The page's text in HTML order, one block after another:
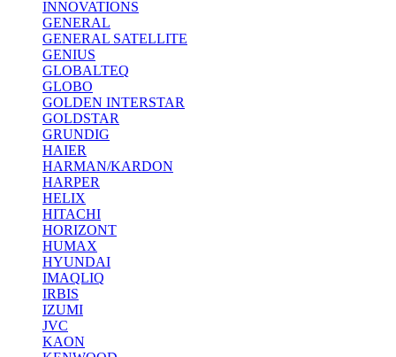
INNOVATIONS
GENERAL
GENERAL SATELLITE
GENIUS
GLOBALTEQ
GLOBO
GOLDEN INTERSTAR
GOLDSTAR
GRUNDIG
HAIER
HARMAN/KARDON
HARPER
HELIX
HITACHI
HORIZONT
HUMAX
HYUNDAI
IMAQLIQ
IRBIS
IZUMI
JVC
KAON